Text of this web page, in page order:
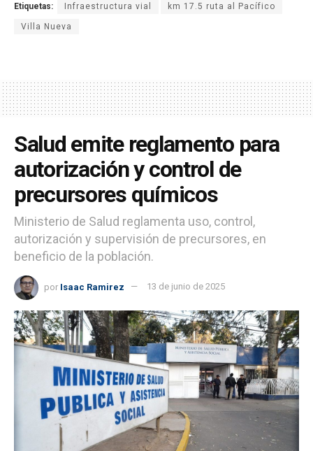
Etiquetas: Infraestructura vial km 17.5 ruta al Pacífico
Villa Nueva
Salud emite reglamento para
autorización y control de
precursores químicos
Ministerio de Salud reglamenta uso, control,
autorización y supervisión de precursores, en
beneficio de la población.
por Isaac Ramirez 13 de junio de 2025